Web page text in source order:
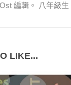
編輯。 八年級生
LIKE...